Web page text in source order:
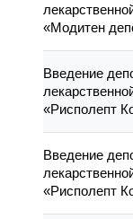
«Модитен
Введение
«Рисполепт
Введение
«Рисполепт